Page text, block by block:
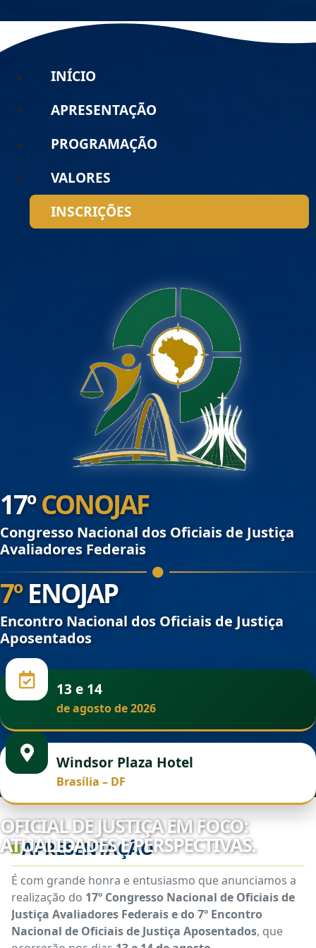
INÍCIO
APRESENTAÇÃO
PROGRAMAÇÃO
VALORES
INSCRIÇÕES
17ºCONOJAF
Congresso Nacional dos Oficiais de Justiça
Avaliadores Federais
7ºENOJAP
Encontro Nacional dos Oficiais de Justiça
Aposentados
13 e 14
de agosto de 2026
Windsor Plaza Hotel
Brasília – DF
OFICIAL DE JUSTIÇA EM FOCO:
ATUALIDADES E PERSPECTIVAS.
APRESENTAÇÃO
É com grande honra e entusiasmo que anunciamos a
realização do 17º Congresso Nacional de Oficiais de
Justiça Avaliadores Federais e do 7º Encontro
Nacional de Oficiais de Justiça Aposentados, que